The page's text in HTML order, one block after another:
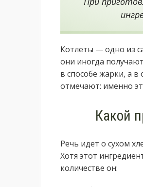
Котлеты — одно из
они иногда
в способе жарки, а
отмечают: именно
Какой
Речь идет о сухом
Хотя этот
количестве он: